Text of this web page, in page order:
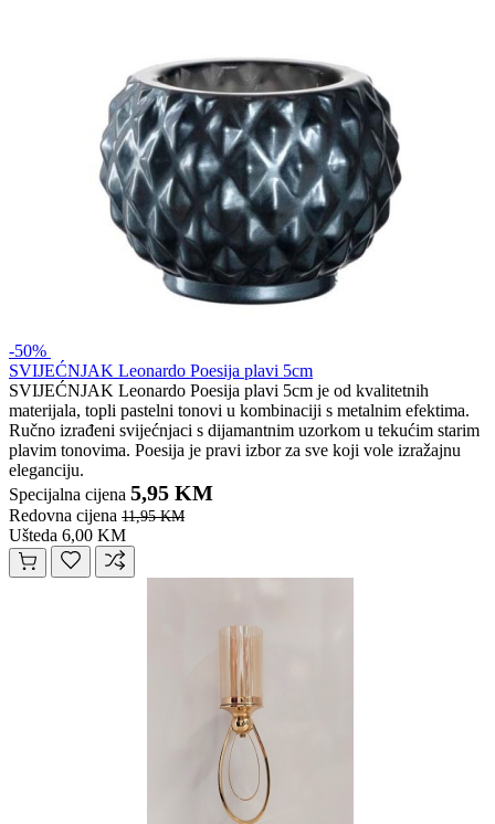
-50%
SVIJEĆNJAK Leonardo Poesija plavi 5cm
SVIJEĆNJAK Leonardo Poesija plavi 5cm je od kvalitetnih
materijala, topli pastelni tonovi u kombinaciji s metalnim efektima.
Ručno izrađeni svijećnjaci s dijamantnim uzorkom u tekućim starim
plavim tonovima. Poesija je pravi izbor za sve koji vole izražajnu
eleganciju.
Specijalna cijena 5,95 KM
Redovna cijena 11,95 KM
Ušteda 6,00 KM